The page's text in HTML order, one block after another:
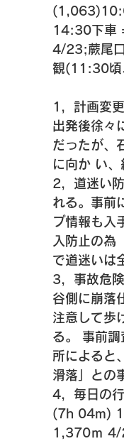
14:30下車
4/23;蕨尾
観(11:30頃
1，計画変
出発後徐々
だったが、
に向か い
2，道迷い
れる。事前
プ情報も入
入防止の為
で道迷いは
3，事故危
谷側に崩落
注意して歩
る。 事前
所によると
滑落」との
4，毎日の
(7h 04m)
1,370ｍ 4/